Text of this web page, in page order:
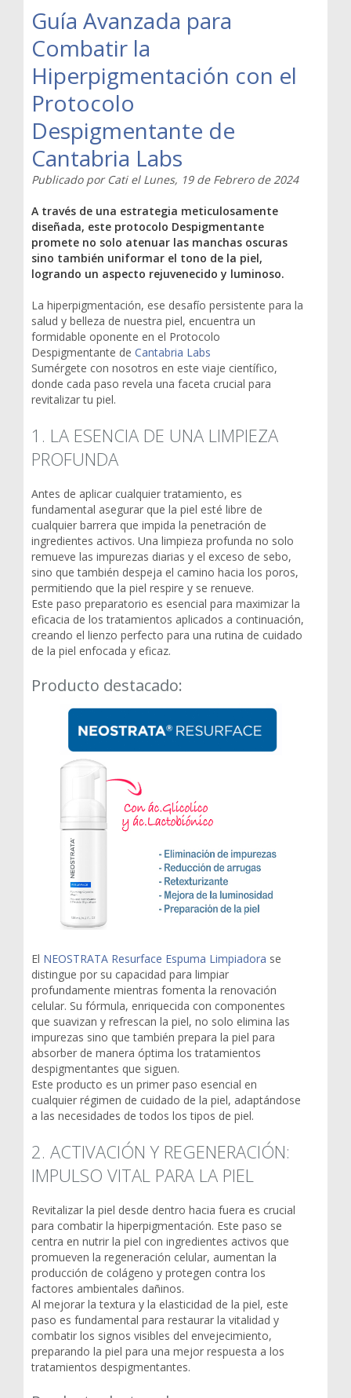
Guía Avanzada para
Combatir la
Hiperpigmentación con el
Protocolo
Despigmentante de
Cantabria Labs
Publicado por Catiel Lunes, 19 de Febrero de 2024
A través de una estrategia meticulosamente
diseñada, este protocolo Despigmentante
promete no solo atenuar las manchas oscuras
sino también uniformar el tono de la piel,
logrando un aspecto rejuvenecido y luminoso.
La hiperpigmentación, ese desafío persistente para la
salud y belleza de nuestra piel, encuentra un
formidable oponente en el Protocolo
Despigmentante de Cantabria Labs
Sumérgete con nosotros en este viaje científico,
donde cada paso revela una faceta crucial para
revitalizar tu piel.
1. LA ESENCIA DE UNA LIMPIEZA
PROFUNDA
Antes de aplicar cualquier tratamiento, es
fundamental asegurar que la piel esté libre de
cualquier barrera que impida la penetración de
ingredientes activos. Una limpieza profunda no solo
remueve las impurezas diarias y el exceso de sebo,
sino que también despeja el camino hacia los poros,
permitiendo que la piel respire y se renueve.
Este paso preparatorio es esencial para maximizar la
eficacia de los tratamientos aplicados a continuación,
creando el lienzo perfecto para una rutina de cuidado
de la piel enfocada y eficaz.
Producto destacado:
El NEOSTRATA Resurface Espuma Limpiadora se
distingue por su capacidad para limpiar
profundamente mientras fomenta la renovación
celular. Su fórmula, enriquecida con componentes
que suavizan y refrescan la piel, no solo elimina las
impurezas sino que también prepara la piel para
absorber de manera óptima los tratamientos
despigmentantes que siguen.
Este producto es un primer paso esencial en
cualquier régimen de cuidado de la piel, adaptándose
a las necesidades de todos los tipos de piel.
2. ACTIVACIÓN Y REGENERACIÓN:
IMPULSO VITAL PARA LA PIEL
Revitalizar la piel desde dentro hacia fuera es crucial
para combatir la hiperpigmentación. Este paso se
centra en nutrir la piel con ingredientes activos que
promueven la regeneración celular, aumentan la
producción de colágeno y protegen contra los
factores ambientales dañinos.
Al mejorar la textura y la elasticidad de la piel, este
paso es fundamental para restaurar la vitalidad y
combatir los signos visibles del envejecimiento,
preparando la piel para una mejor respuesta a los
tratamientos despigmentantes.